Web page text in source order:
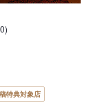
特典対象店